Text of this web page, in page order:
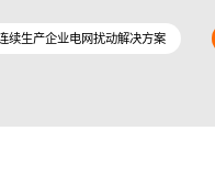
续生产企业电网扰动解决方案